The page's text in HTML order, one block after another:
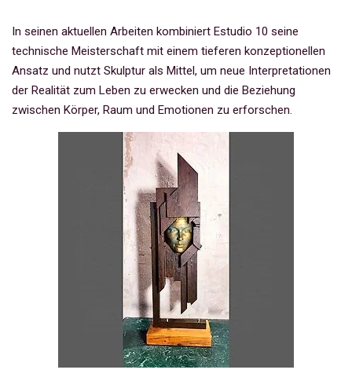
In seinen aktuellen Arbeiten kombiniert Estudio 10 seine
technische Meisterschaft mit einem tieferen konzeptionellen
Ansatz und nutzt Skulptur als Mittel, um neue Interpretationen
der Realität zum Leben zu erwecken und die Beziehung
zwischen Körper, Raum und Emotionen zu erforschen.